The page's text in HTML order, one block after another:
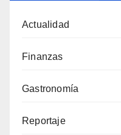
Actualidad
Finanzas
Gastronomía
Reportaje